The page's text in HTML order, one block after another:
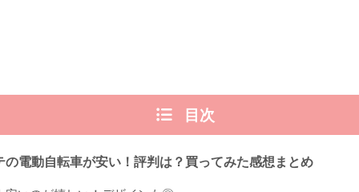
目次
の電動自転車が安い！評判は？買ってみた感想まとめ